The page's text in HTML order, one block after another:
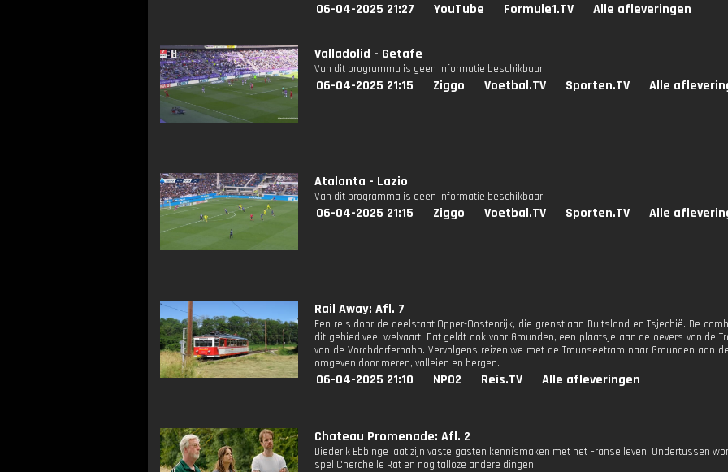
06-04-2025 21:27 YouTube Formule1.TV Alle afleveringen
Valladolid - Getafe
Van dit programma is geen informatie beschikbaar
06-04-2025 21:15 Ziggo Voetbal.TV Sporten.TV Alle
Atalanta - Lazio
Van dit programma is geen informatie beschikbaar
06-04-2025 21:15 Ziggo Voetbal.TV Sporten.TV Alle
Rail Away: Afl. 7
Een reis door de deelstaat Opper-Oostenrijk, die grenst aan Duitsland en Tsjechië. De
dit gebied veel welvaart. Dat geldt ook voor Gmunden, een plaatsje aan de oevers van de
van de Vorchdorferbahn. Vervolgens reizen we met de Traunseetram naar Gmunden aan
omgeven door meren, valleien en bergen.
06-04-2025 21:10 NPO2 Reis.TV Alle afleveringen
Chateau Promenade: Afl. 2
Diederik Ebbinge laat zijn vaste gasten kennismaken met het Franse leven. Ondertussen
spel Cherche le Rat en nog talloze andere dingen.